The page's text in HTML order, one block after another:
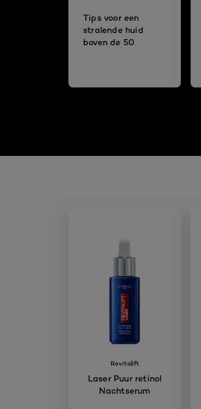
Tips voor een
stralende huid
boven de 50
Revitalift
Laser Puur retinol
Nachtserum